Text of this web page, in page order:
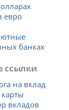
евро
банках
ссылки
на вклад
вкладов